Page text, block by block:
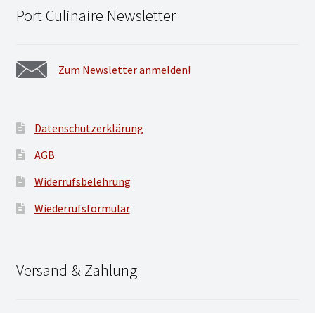
Port Culinaire Newsletter
Zum Newsletter anmelden!
Datenschutzerklärung
AGB
Widerrufsbelehrung
Wiederrufsformular
Versand & Zahlung